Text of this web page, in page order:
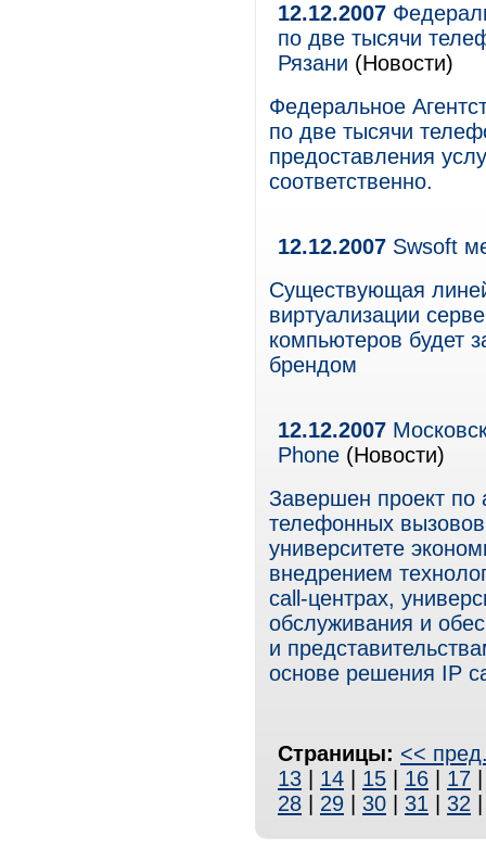
12.12.2007
по две тысячи
Рязани (Новости)
Федеральное
по две тысячи
предоставления
соответственно.
12.12.2007 Swsoft
Существующая
виртуализации
компьютеров будет
брендом
12.12.2007
Phone (Новости)
Завершен проект по
телефонных
университете
внедрением
call-центрах,
обслуживания и
и
основе решения IP
Страницы: <<
13
14 15 16 17
28
29 30 31 32